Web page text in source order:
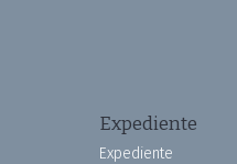
Expediente
Expediente